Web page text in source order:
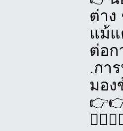
ต่าง
แม้
ต่อ
.กา
มอง